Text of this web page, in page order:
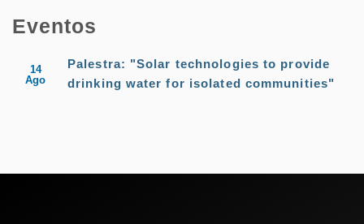
Eventos
14
Ago
Palestra: "Solar technologies to provide
drinking water for isolated communities"